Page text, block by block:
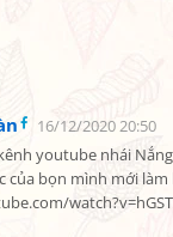
16/12/2020 20:50
youtube nhái
của bọn mình mới làm